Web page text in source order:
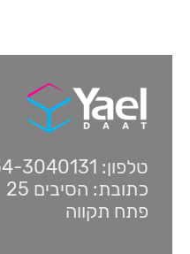
טלפון: 054-3040131
כתובת: הסיבים 25
פתח תקווה